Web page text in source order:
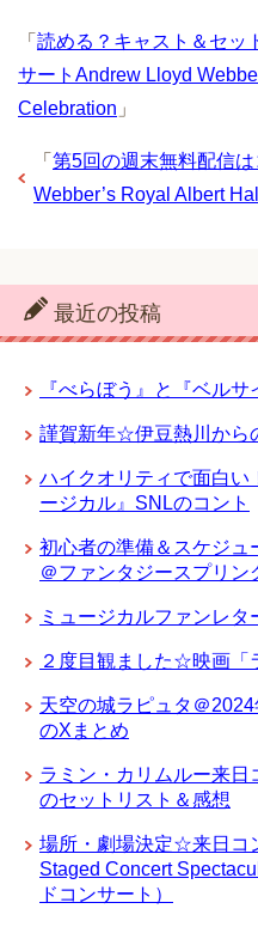
「 読める？キャスト＆セ
サートAndrew Lloyd
Celebration 」
「 第5回の週末無料配信
Webber’s Royal Albert
最近の投稿
『べらぼう』と『ベル
謹賀新年☆伊豆熱川から
ハイクオリティで面白い
ージカル』SNLのコント
初心者の準備＆スケジ
＠ファンタジースプリン
ミュージカルファンレタ
２度目観ました☆映画「
天空の城ラピュタ＠
のXまとめ
ラミン・カリムルー来
のセットリスト＆感想
場所・劇場決定☆来日コ
Staged Concert
ドコンサート）